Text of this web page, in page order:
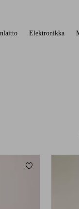
Elektronikka
Lisää